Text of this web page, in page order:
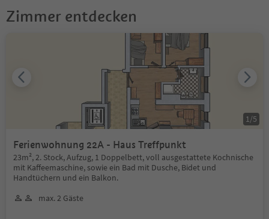
Zimmer entdecken
Ferienwohnung 22A - Haus Treffpunkt
23m², 2. Stock, Aufzug, 1 Doppelbett, voll ausgestattete Kochnische
mit Kaffeemaschine, sowie ein Bad mit Dusche, Bidet und
Handtüchern und ein Balkon.
max. 2 Gäste
1 /5